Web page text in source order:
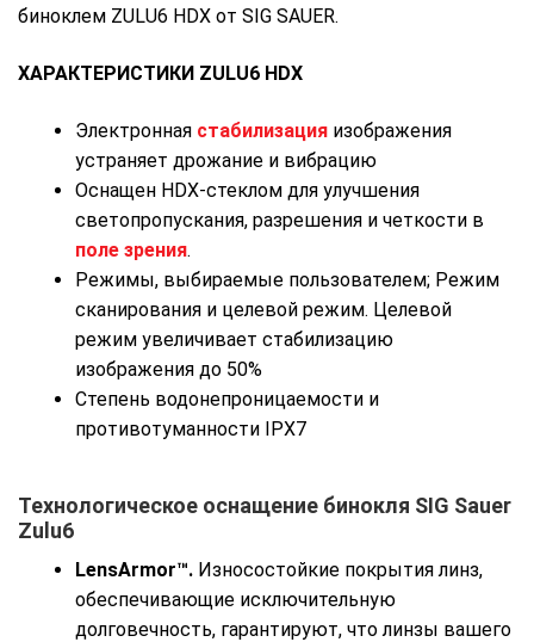
биноклем ZULU6 HDX от SIG SAUER.
ХАРАКТЕРИСТИКИ ZULU6 HDX
Электронная стабилизация изображения
устраняет дрожание и вибрацию
Оснащен HDX-стеклом для улучшения
светопропускания, разрешения и четкости в
поле зрения.
Режимы, выбираемые пользователем; Режим
сканирования и целевой режим. Целевой
режим увеличивает стабилизацию
изображения до 50%
Степень водонепроницаемости и
противотуманности IPX7
Технологическое оснащение бинокля SIG Sauer
Zulu6
LensArmor™. Износостойкие покрытия линз,
обеспечивающие исключительную
долговечность, гарантируют, что линзы вашего